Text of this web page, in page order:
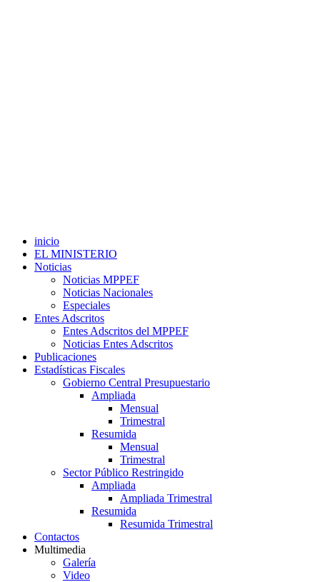
inicio
EL MINISTERIO
Noticias
Noticias MPPEF
Noticias Nacionales
Especiales
Entes Adscritos
Entes Adscritos del MPPEF
Noticias Entes Adscritos
Publicaciones
Estadísticas Fiscales
Gobierno Central Presupuestario
Ampliada
Mensual
Trimestral
Resumida
Mensual
Trimestral
Sector Público Restringido
Ampliada
Ampliada Trimestral
Resumida
Resumida Trimestral
Contactos
Multimedia
Galería
Video